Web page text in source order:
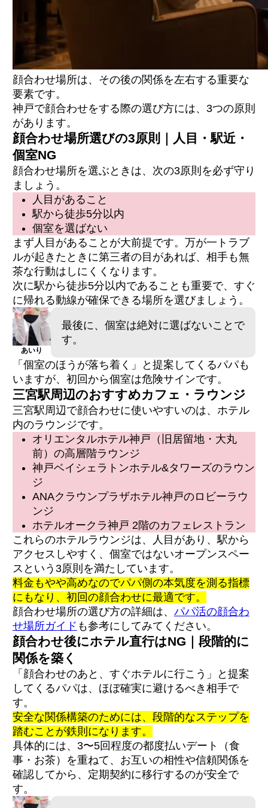
顔合わせ場所は、その後の関係を左右する重要な
要素です。
神戸で顔合わせをする際の選び方には、3つの原則
があります。
顔合わせ場所選びの3原則｜人目・駅近・
個室NG
顔合わせ場所を選ぶときは、次の3原則を必ず守り
ましょう。
人目があること
駅から徒歩5分以内
個室を選ばない
まず人目があることが大前提です。万が一トラブ
ルが起きたときに第三者の目があれば、相手も無
茶な行動はしにくくなります。
次に駅から徒歩5分以内であることも重要で、すぐ
に帰れる動線が確保できる場所を選びましょう。
あいり
最後に、個室は絶対に選ばないことで
す。
「個室のほうが落ち着く」と提案してくるパパも
いますが、初回から個室は危険サインです。
三宮駅周辺のおすすめカフェ・ラウンジ
三宮駅周辺で顔合わせに使いやすいのは、ホテル
内のラウンジです。
オリエンタルホテル神戸（旧居留地・大丸
前）の高層階ラウンジ
神戸ベイシェラトンホテル&タワーズのラウン
ジ
ANAクラウンプラザホテル神戸のロビーラウ
ンジ
ホテルオークラ神戸 2階のカフェレストラン
これらのホテルラウンジは、人目があり、駅から
アクセスしやすく、個室ではないオープンスペー
スという3原則を満たしています。
料金もやや高めなのでパパ側の本気度を測る指標
にもなり、初回の顔合わせに最適です。
顔合わせ場所の選び方の詳細は、 パパ活の顔合わ
せ場所ガイド も参考にしてみてください。
顔合わせ後にホテル直行はNG｜段階的に
関係を築く
「顔合わせのあと、すぐホテルに行こう」と提案
してくるパパは、ほぼ確実に避けるべき相手で
す。
安全な関係構築のためには、段階的なステップを
踏むことが鉄則になります。
具体的には、3〜5回程度の都度払いデート（食
事・お茶）を重ねて、お互いの相性や信頼関係を
確認してから、定期契約に移行するのが安全で
す。